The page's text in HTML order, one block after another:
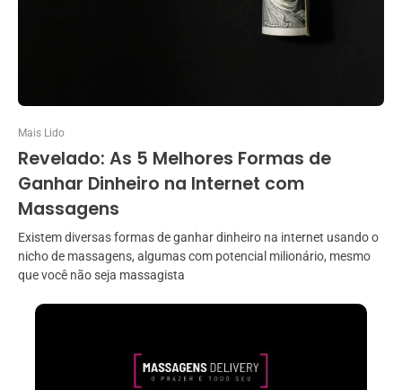
Mais Lido
Revelado: As 5 Melhores Formas de
Ganhar Dinheiro na Internet com
Massagens
Existem diversas formas de ganhar dinheiro na internet usando o
nicho de massagens, algumas com potencial milionário, mesmo
que você não seja massagista